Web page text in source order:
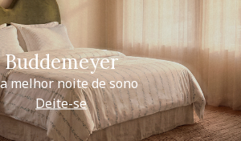
Buddemeyer
melhor noite de sono
Deite-se